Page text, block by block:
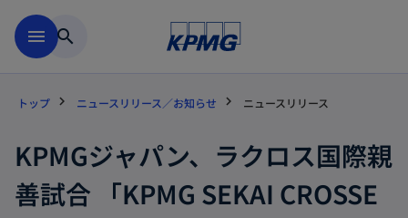
menu search
トップ ニュースリリース／お知らせ ニュースリリース
KPMGジャパン、ラクロス国際親
善試合 「KPMG SEKAI CROSSE